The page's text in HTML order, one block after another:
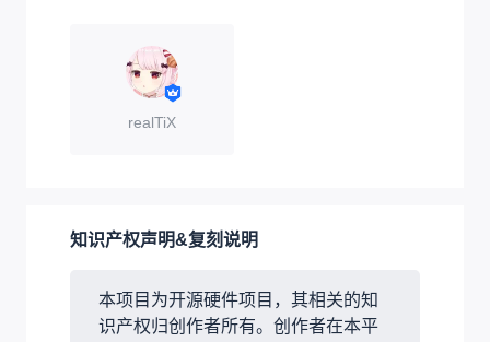
realTiX
知识产权声明&复刻说明
本项目为开源硬件项目，其相关的知
识产权归创作者所有。创作者在本平